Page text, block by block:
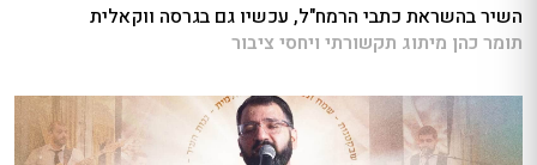
השיר בהשראת כתבי הרמח"ל, עכשיו גם בגרסה ווקאלית
תומר כהן מיתוג תקשורתי ויחסי ציבור